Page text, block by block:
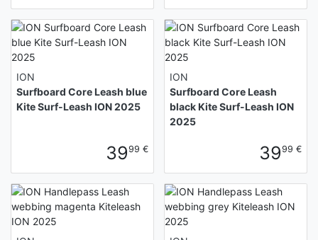
ION
Surfboard Core Leash blue
Kite Surf-Leash ION 2025
3999 €
ION
Surfboard Core Leash
black Kite Surf-Leash ION
2025
3999 €